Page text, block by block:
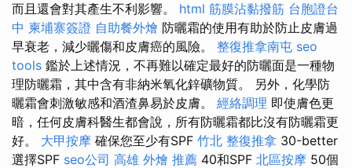
而且還會對其產生不利影響。 html 筋膜沾黏撥筋 台胞證台
中 柬埔寨簽證 自助餐外燴 防曬霜的使用有助於防止皮膚過
早衰老，減少曬傷和皮膚癌的風險。 整復推拿南屯 seo
tools 鑑於上述情況，不再難以確定最好的防曬面是一種物
理防曬霜，其中含有非納米氧化鋅礦物質。 另外，化學防
曬霜會刺激敏感和酒渣鼻易於皮膚。 經絡調理 即使膚色更
暗，任何皮膚科醫生都會說，所有防曬霜都比沒有防曬霜更
好。 大甲按摩 確保您至少有SPF 竹北 整復推拿 30-better
選擇SPF seo公司 高雄 外燴 推薦 40和SPF 北區按摩 50個